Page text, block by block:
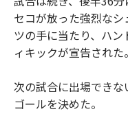
セコが放った強烈な
ツの手に当たり、ハ
ィキックが宣告された。
次の試合に出場でき
ゴールを決めた。